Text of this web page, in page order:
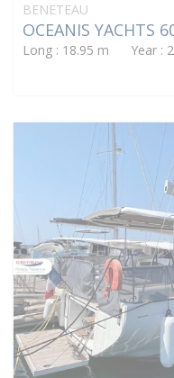
BENETEAU
OCEANIS YACHTS
Long : 18.95 m Year :